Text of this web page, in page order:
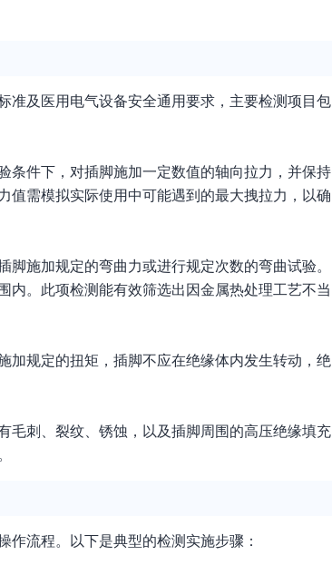
准及医用电气设备安全通用要求，主要检测项目包
条件下，对插脚施加一定数值的轴向拉力，并保持
值需模拟实际使用中可能遇到的最大拽拉力，以确
施加规定的弯曲力或进行规定次数的弯曲试验。
内。此项检测能有效筛选出因金属热处理工艺不当
加规定的扭矩，插脚不应在绝缘体内发生转动，绝
毛刺、裂纹、锈蚀，以及插脚周围的高压绝缘填充
流程。以下是典型的检测实施步骤：